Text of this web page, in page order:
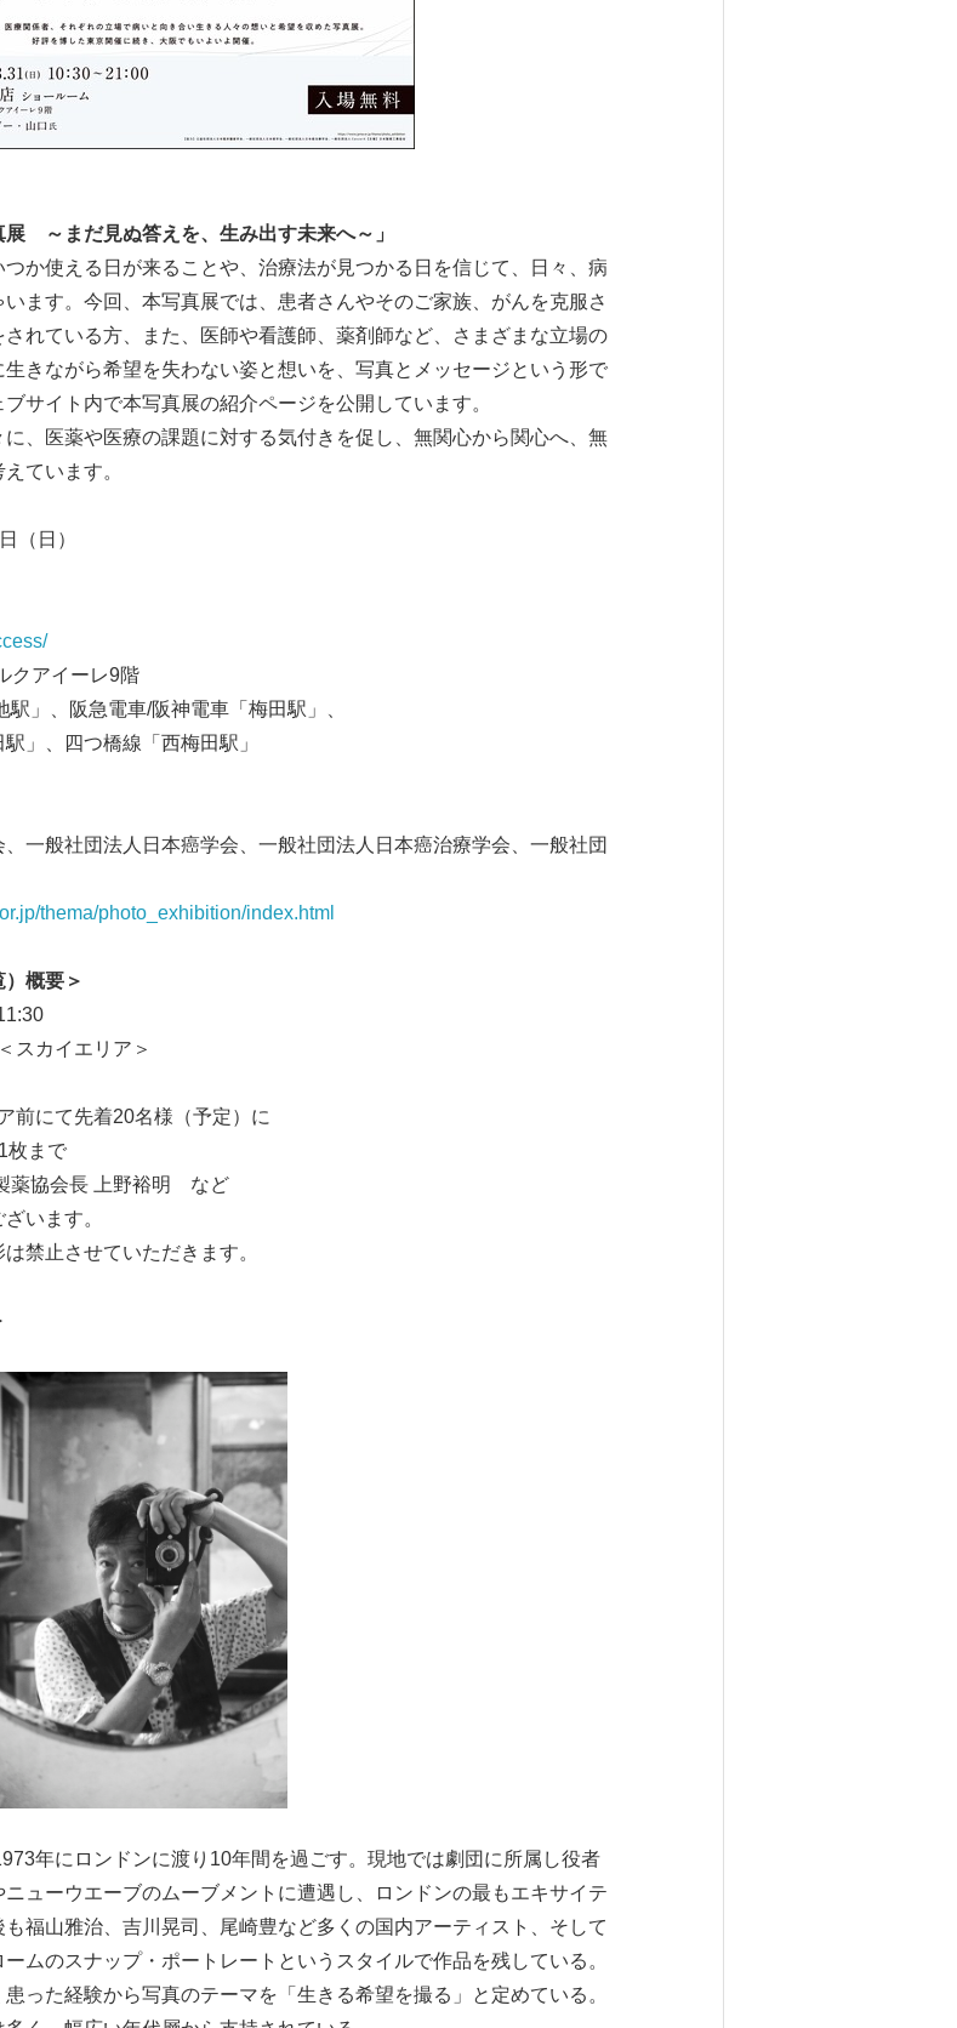
～まだ見ぬ答えを、生み出す未来へ～」
か使える日が来ることや、治療法が見つかる日を信じて、日々、病
ます。今回、本写真展では、患者さんやそのご家族、がんを克服さ
れている方、また、医師や看護師、薬剤師など、さまざまな立場の
きながら希望を失わない姿と想いを、写真とメッセージという形で
サイト内で本写真展の紹介ページを公開しています。
、医薬や医療の課題に対する気付きを促し、無関心から関心へ、無
ています。
（日）
クアイーレ9階
」、阪急電車/阪神電車「梅田駅」、
」、四つ橋線「西梅田駅」
一般社団法人日本癌学会、一般社団法人日本癌治療学会、一般社団
thema/photo_exhibition/index.html
概要＞
スカイエリア＞
前にて先着20名様（予定）に
枚まで
薬協会長 上野裕明 など
います。
禁止させていただきます。
年にロンドンに渡り10年間を過ごす。現地では劇団に所属し役者
ューウエーブのムーブメントに遭遇し、ロンドンの最もエキサイテ
福山雅治、吉川晃司、尾崎豊など多くの国内アーティスト、そして
ムのスナップ・ポートレートというスタイルで作品を残している。
った経験から写真のテーマを「生きる希望を撮る」と定めている。